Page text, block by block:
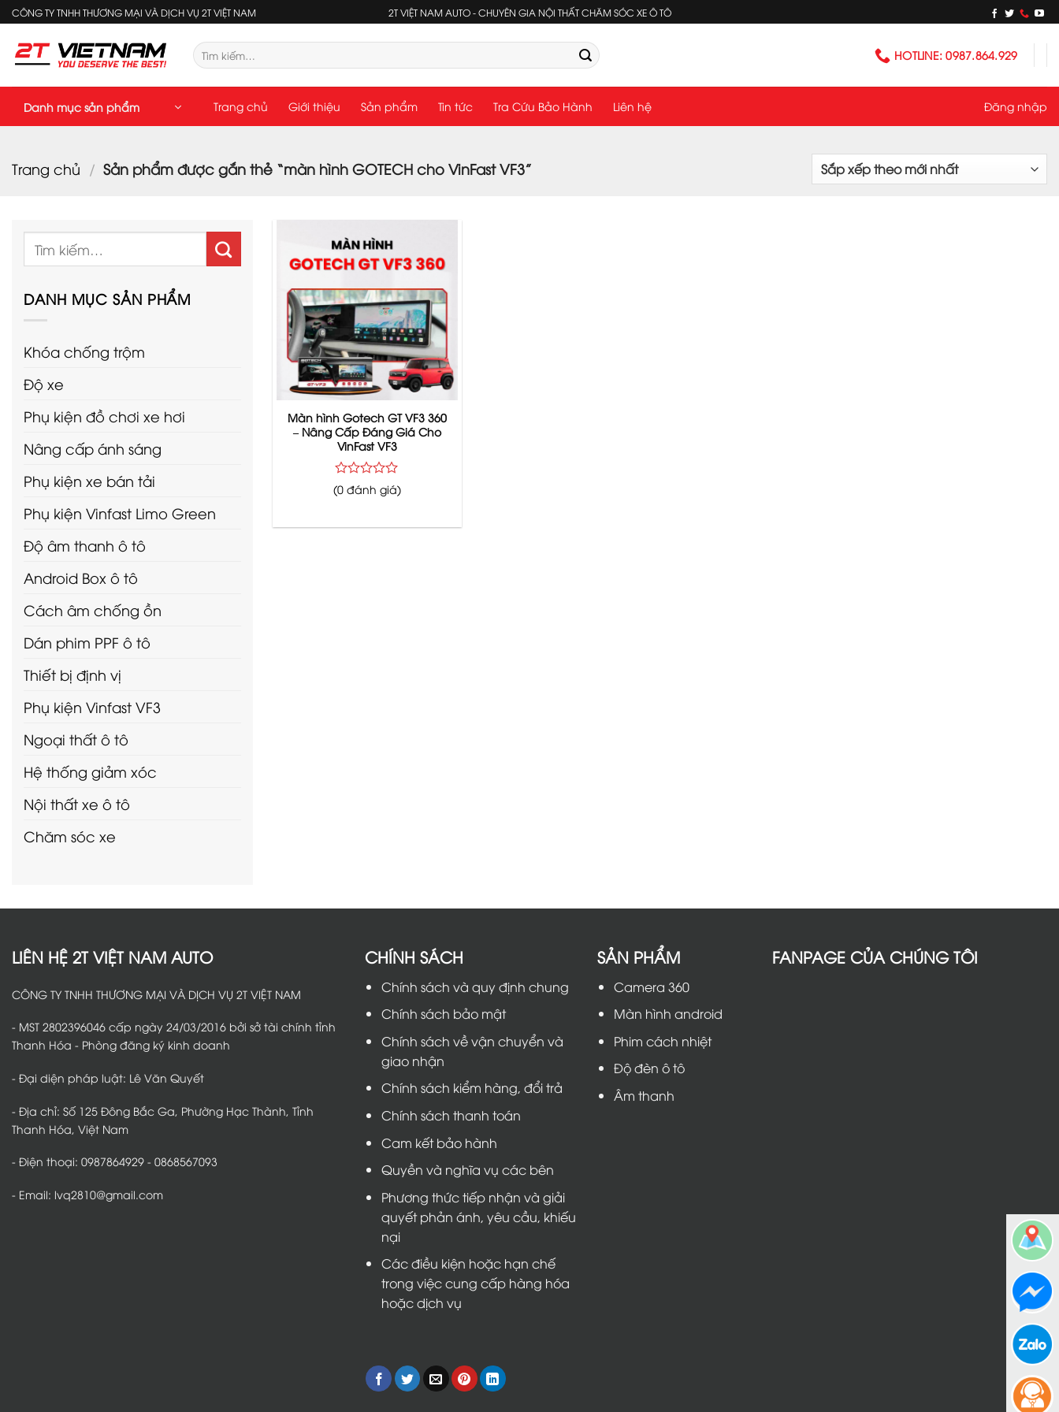
Bỏ
qua
nội
dung
CÔNG TY TNHH THƯƠNG MẠI VÀ DỊCH VỤ 2T VIỆT NAM 2T VIỆT NAM AUTO - CHUYÊN GIA NỘI THẤT CHĂM SÓC XE Ô TÔ
Tìm
kiếm:
HOTLINE: 0987.864.929
Danh mục sản phẩm Trang chủ Giới thiệu Sản phẩm Tin tức Tra Cứu Bảo Hành Liên hệ Đăng nhập
Trang chủ / Sản phẩm được gắn thẻ “màn hình GOTECH cho VinFast VF3”
Tìm
kiếm:
DANH MỤC SẢN PHẨM
Khóa chống trộm
Độ xe
Phụ kiện đồ chơi xe hơi
Nâng cấp ánh sáng
Phụ kiện xe bán tải
Phụ kiện Vinfast Limo Green
Độ âm thanh ô tô
Android Box ô tô
Cách âm chống ồn
Dán phim PPF ô tô
Thiết bị định vị
Phụ kiện Vinfast VF3
Ngoại thất ô tô
Hệ thống giảm xóc
Nội thất xe ô tô
Chăm sóc xe
Màn hình Gotech GT VF3 360
– Nâng Cấp Đáng Giá Cho
VinFast VF3
Được
xếp
0
(0 đánh giá)
LIÊN HỆ 2T VIỆT NAM AUTO
CÔNG TY TNHH THƯƠNG MẠI VÀ DỊCH VỤ 2T VIỆT NAM
- MST 2802396046 cấp ngày 24/03/2016 bởi sở tài chính tỉnh
Thanh Hóa - Phòng đăng ký kinh doanh
- Đại diện pháp luật: Lê Văn Quyết
- Địa chỉ: Số 125 Đông Bắc Ga, Phường Hạc Thành, Tỉnh
Thanh Hóa, Việt Nam
- Điện thoại: 0987864929 - 0868567093
- Email: lvq2810@gmail.com
CHÍNH SÁCH
Chính sách và quy định chung
Chính sách bảo mật
Chính sách về vận chuyển và
giao nhận
Chính sách kiểm hàng, đổi trả
Chính sách thanh toán
Cam kết bảo hành
Quyền và nghĩa vụ các bên
Phương thức tiếp nhận và giải
quyết phản ánh, yêu cầu, khiếu
nại
Các điều kiện hoặc hạn chế
trong việc cung cấp hàng hóa
hoặc dịch vụ
SẢN PHẨM
Camera 360
Màn hình android
Phim cách nhiệt
Độ đèn ô tô
Âm thanh
FANPAGE CỦA CHÚNG TÔI